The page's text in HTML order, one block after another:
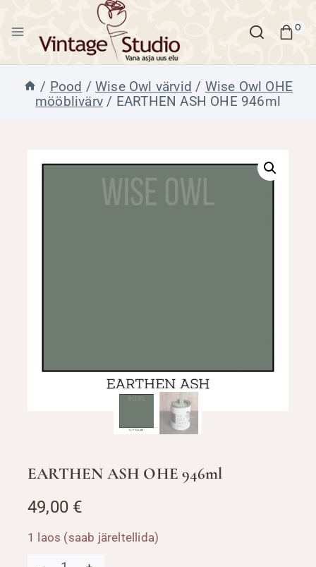
content
0
/ Pood / Wise Owl värvid / Wise Owl OHE
mööblivärv / EARTHEN ASH OHE 946ml
EARTHEN ASH OHE 946ml
49,00 €
1 laos (saab järeltellida)
EARTHEN